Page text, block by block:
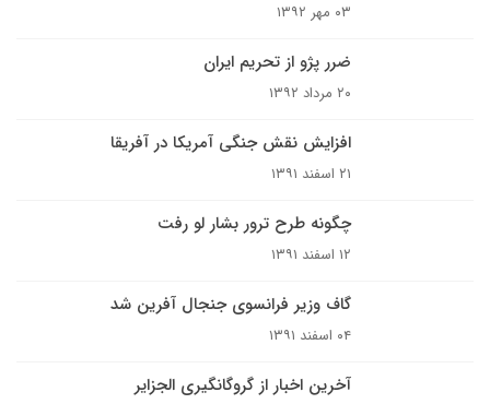
۰۳ مهر ۱۳۹۲
ضرر پژو از تحریم ایران
۲۰ مرداد ۱۳۹۲
افزایش نقش جنگی آمریکا در آفریقا
۲۱ اسفند ۱۳۹۱
چگونه طرح ترور بشار لو رفت
۱۲ اسفند ۱۳۹۱
گاف وزیر فرانسوی جنجال آفرین شد
۰۴ اسفند ۱۳۹۱
آخرین اخبار از گروگانگیری الجزایر